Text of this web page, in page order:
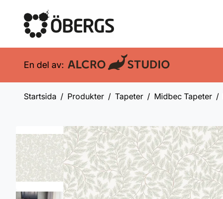
En del av:
Startsida Produkter Tapeter Midbec Tapeter